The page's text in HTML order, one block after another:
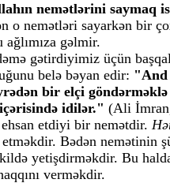
nemətlərini saymaq
nemətləri sayarkən bir
gəlmir.
gətirdiyimiz üçün
belə bəyan edir: "And
bir elçi
idilər." (Ali
etdiyi bir nemətdir.
Bədən nemətinin
yetişdirməkdir. Bu
verməkdir.